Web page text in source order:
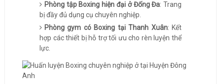
Phòng tập Boxing hiện đại ở Đống Đa: Trang
bị đầy đủ dụng cụ chuyên nghiệp.
Phòng gym có Boxing tại Thanh Xuân: Kết
hợp các thiết bị hỗ trợ tối ưu cho rèn luyện thể
lực.